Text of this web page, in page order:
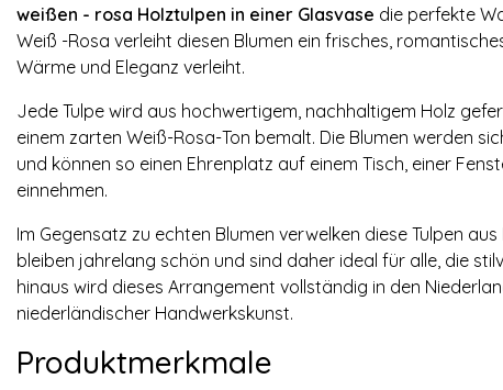
weißen - rosa Holztulpen in einer Glasvase die perfekte
Weiß -Rosa verleiht diesen Blumen ein frisches,
Wärme und Eleganz verleiht.
Jede Tulpe wird aus hochwertigem, nachhaltigem Holz
einem zarten Weiß-Rosa-Ton bemalt. Die Blumen werden
und können so einen Ehrenplatz auf einem Tisch, einer
einnehmen.
Im Gegensatz zu echten Blumen verwelken diese Tulpen
bleiben jahrelang schön und sind daher ideal für alle, die
hinaus wird dieses Arrangement vollständig in den
niederländischer Handwerkskunst.
Produktmerkmale